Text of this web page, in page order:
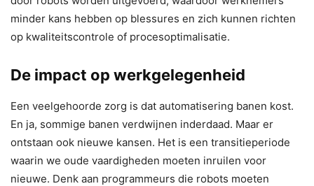
minder kans hebben op blessures en zich kunnen richten
op kwaliteitscontrole of procesoptimalisatie.
De impact op werkgelegenheid
Een veelgehoorde zorg is dat automatisering banen kost.
En ja, sommige banen verdwijnen inderdaad. Maar er
ontstaan ook nieuwe kansen. Het is een transitieperiode
waarin we oude vaardigheden moeten inruilen voor
nieuwe. Denk aan programmeurs die robots moeten